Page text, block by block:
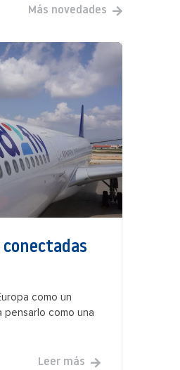
Más novedades
como un
pensarlo como una
Leer más